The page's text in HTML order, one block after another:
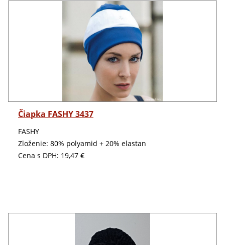
Čiapka FASHY 3437
FASHY
Zloženie: 80% polyamid + 20% elastan
Cena s DPH: 19,47 €